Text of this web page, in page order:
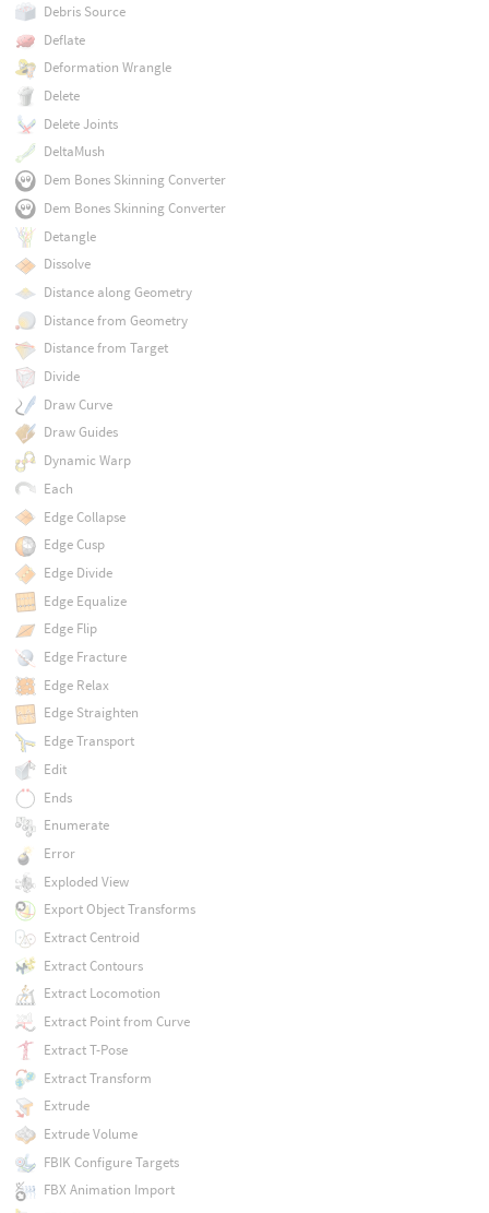
Debris Source
Deflate
Deformation Wrangle
Delete
Delete Joints
DeltaMush
Dem Bones Skinning Converter
Dem Bones Skinning Converter
Detangle
Dissolve
Distance along Geometry
Distance from Geometry
Distance from Target
Divide
Draw Curve
Draw Guides
Dynamic Warp
Each
Edge Collapse
Edge Cusp
Edge Divide
Edge Equalize
Edge Flip
Edge Fracture
Edge Relax
Edge Straighten
Edge Transport
Edit
Ends
Enumerate
Error
Exploded View
Export Object Transforms
Extract Centroid
Extract Contours
Extract Locomotion
Extract Point from Curve
Extract T-Pose
Extract Transform
Extrude
Extrude Volume
FBIK Configure Targets
FBX Animation Import